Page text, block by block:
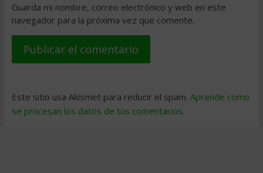
Guarda mi nombre, correo electrónico y web en este
navegador para la próxima vez que comente.
Este sitio usa Akismet para reducir el spam. Aprende cómo
se procesan los datos de tus comentarios.